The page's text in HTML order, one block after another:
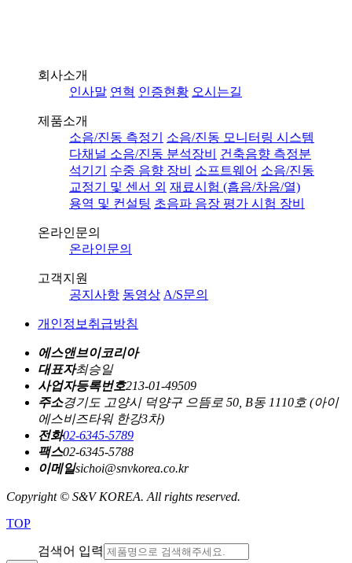
회사소개
인사말 연혁 인증현황 오시는길
제품소개
소음/진동 측정기
소음/진동 모니터링 시스템
다채널 소음/진동 분석장비
건축음향 측정분
석기기
수중 음향 장비 소프트웨어 소음/진동
교정기 및 센서 외 재료시험 (흡음/차음/열)
용역 및 컨설팅 초음파 음장 평가 시험 장비
온라인문의
온라인문의
고객지원
공지사항 동영상 A/S문의
개인정보취급방침
에스앤브이코리아
대표자최승일
사업자등록번호213-01-49509
주소경기도 고양시 덕양구 으뜸로 50, B동 1110호 (아이
에스비즈타워 한강3차)
전화02-6345-5789
팩스02-6345-5788
이메일sichoi@snvkorea.co.kr
Copyright © S&V KOREA. All rights reserved.
TOP
검색어 입력